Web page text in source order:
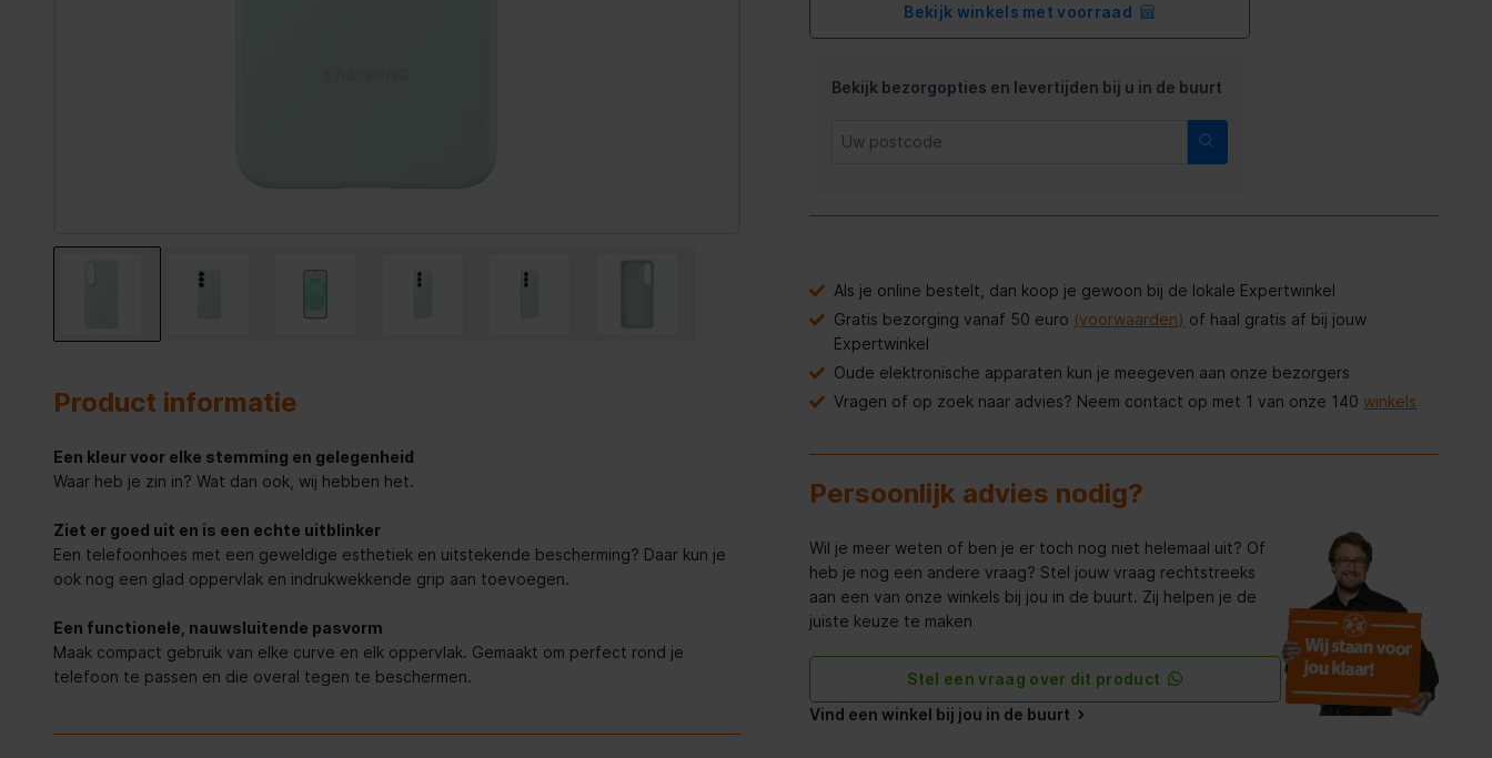
Product informatie
Een kleur voor elke stemming en gelegenheid
Waar heb je zin in? Wat dan ook, wij hebben het.
Ziet er goed uit en is een echte uitblinker
Een telefoonhoes met een geweldige esthetiek en uitstekende bescherming? Daar kun je
ook nog een glad oppervlak en indrukwekkende grip aan toevoegen.
Een functionele, nauwsluitende pasvorm
Maak compact gebruik van elke curve en elk oppervlak. Gemaakt om perfect rond je
telefoon te passen en die overal tegen te beschermen.
Bekijk winkels met voorraad
Bekijk bezorgopties en levertijden bij u in de buurt
Als je online bestelt, dan koop je gewoon bij de lokale Expertwinkel
Gratis bezorging vanaf 50 euro (voorwaarden) of haal gratis af bij jouw
Expertwinkel
Oude elektronische apparaten kun je meegeven aan onze bezorgers
Vragen of op zoek naar advies? Neem contact op met 1 van onze 140 winkels
Persoonlijk advies nodig?
Wil je meer weten of ben je er toch nog niet helemaal uit? Of
heb je nog een andere vraag? Stel jouw vraag rechtstreeks
aan een van onze winkels bij jou in de buurt. Zij helpen je de
juiste keuze te maken
Stel een vraag over dit product
Vind een winkel bij jou in de buurt